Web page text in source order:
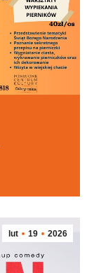
lut 19 2026